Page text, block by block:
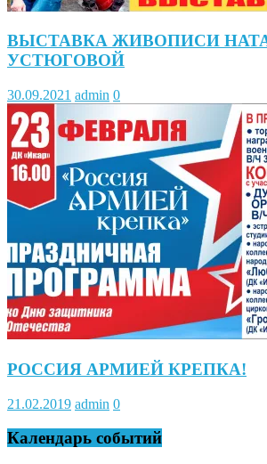
ВЫСТАВКА ЖИВОПИСИ
УСТЮГОВОЙ
30.09.2021 admin 0
РОССИЯ АРМИЕЙ КРЕПКА!
21.02.2019 admin 0
Календарь событий